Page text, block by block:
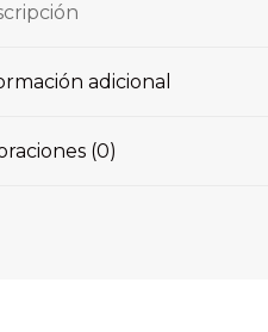
adicional
(0)